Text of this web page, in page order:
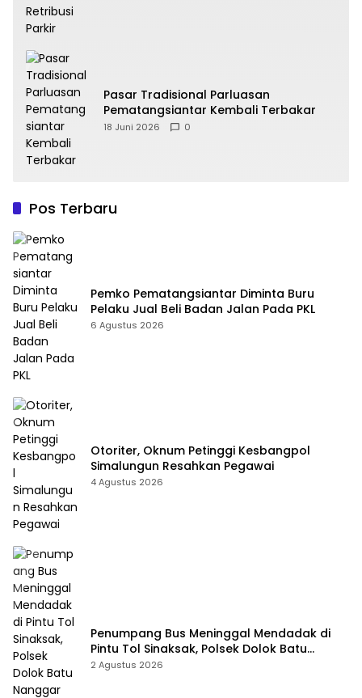
Pasar Tradisional Parluasan
Pematangsiantar Kembali Terbakar
18 Juni 2026 0
Pos Terbaru
Pemko Pematangsiantar Diminta Buru
Pelaku Jual Beli Badan Jalan Pada PKL
6 Agustus 2026
Otoriter, Oknum Petinggi Kesbangpol
Simalungun Resahkan Pegawai
4 Agustus 2026
Penumpang Bus Meninggal Mendadak di
Pintu Tol Sinaksak, Polsek Dolok Batu
Nanggar Gerak Cepat Olah TKP
2 Agustus 2026